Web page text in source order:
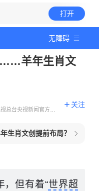
打开
无障碍
……羊年生肖文
总台央视新闻官方账
关注
生肖文创提前布局？
，但有着“世界超